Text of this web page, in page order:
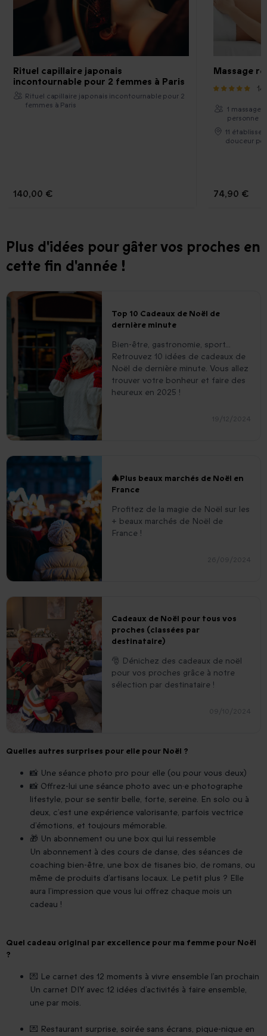
Rituel capillaire japonais
incontournable pour 2 femmes à Paris
Rituel capillaire japonais incontournable pour 2
femmes à Paris
140,00 €
Massage
14
1 massage
personne
11
douceur
74,90 €
Plus d'idées pour gâter vos proches en
cette fin d'année !
Top 10 Cadeaux de Noël de
dernière minute
Bien-être, gastronomie, sport...
Retrouvez 10 idées de cadeaux de
Noël de dernière minute. Vous allez
trouver votre bonheur et faire des
heureux en 2025 !
19/12/2024
🎄Plus beaux marchés de Noël en
France
Profitez de la magie de Noël sur les
+ beaux marchés de Noël de
France !
26/09/2024
Cadeaux de Noël pour tous vos
proches (classées par
destinataire)
🎅 Dénichez des cadeaux de noël
pour vos proches grâce à notre
sélection par destinataire !
09/10/2024
Quelles autres surprises pour elle pour Noël ?
📸 Une séance photo pro pour elle (ou pour vous deux)
📸 Offrez-lui une séance photo avec un·e photographe
lifestyle, pour se sentir belle, forte, sereine. En solo ou à
deux, c’est une expérience valorisante, parfois vectrice
d’émotions, et toujours mémorable.
🎁 Un abonnement ou une box qui lui ressemble
Un abonnement à des cours de danse, des séances de
coaching bien-être, une box de tisanes bio, de romans, ou
même de produits d’artisans locaux. Le petit plus ? Elle
aura l’impression que vous lui offrez chaque mois un
cadeau !
Quel cadeau original par excellence pour ma femme pour Noël
?
💌 Le carnet des 12 moments à vivre ensemble l’an prochain
Un carnet DIY avec 12 idées d’activités à faire ensemble,
une par mois.
💌 Restaurant surprise, soirée sans écrans, pique-nique en